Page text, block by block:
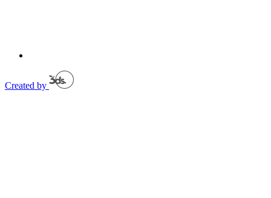
Created by